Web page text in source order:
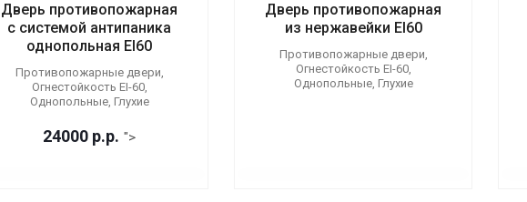
Дверь противопожарная
с системой антипаника
однопольная EI60
Противопожарные двери,
Огнестойкость EI-60,
Однопольные, Глухие
24000 р.р. ">
Дверь противопожарная
из нержавейки EI60
Противопожарные двери,
Огнестойкость EI-60,
Однопольные, Глухие